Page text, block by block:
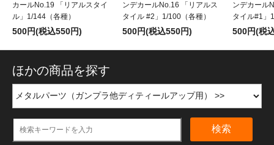
カールNo.19 「リアルスタイ
ル」1/144（各種）
500円(税込550円)
ンデカールNo.16 「リアルス
タイル #2」1/100（各種）
500円(税込550円)
ンデカール
タイル#1」
500円(税
ほかの商品を探す
検索